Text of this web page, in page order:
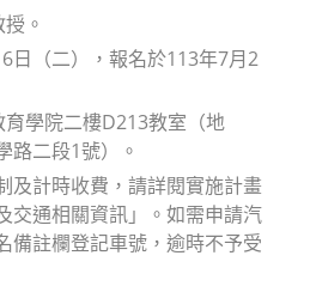
。
日（二），報名於113年7月2
學院二樓D213教室（地
路二段1號）。
及計時收費，請詳閱實施計畫
交通相關資訊」。如需申請汽
備註欄登記車號，逾時不予受